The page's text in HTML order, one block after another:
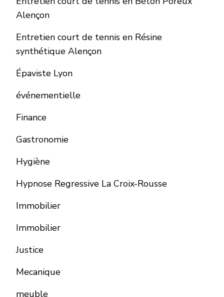
Alençon
Entretien court de tennis en Résine
synthétique Alençon
Épaviste Lyon
événementielle
Finance
Gastronomie
Hygiène
Hypnose Regressive La Croix-Rousse
Immobilier
Immobilier
Justice
Mecanique
meuble